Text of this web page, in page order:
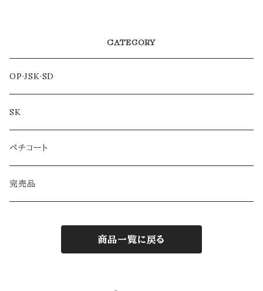
CATEGORY
OP·JSK·SD
SK
ペチコート
完売品
商品一覧に戻る